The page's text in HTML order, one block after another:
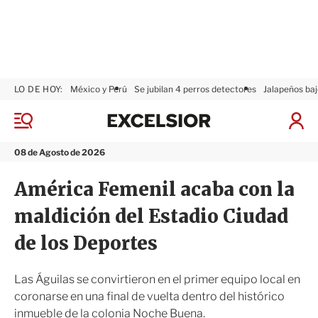
M
n
08 de Agosto de 2026
LO DE HOY: México y Perú Se jubilan 4 perros detectores Jalapeños
I
ó
x
s
i
r
América Femenil acaba con la
maldición del Estadio Ciudad
de los Deportes
Las Águilas se convirtieron en el primer equipo local en
coronarse en una final de vuelta dentro del histórico
inmueble de la colonia Noche Buena.